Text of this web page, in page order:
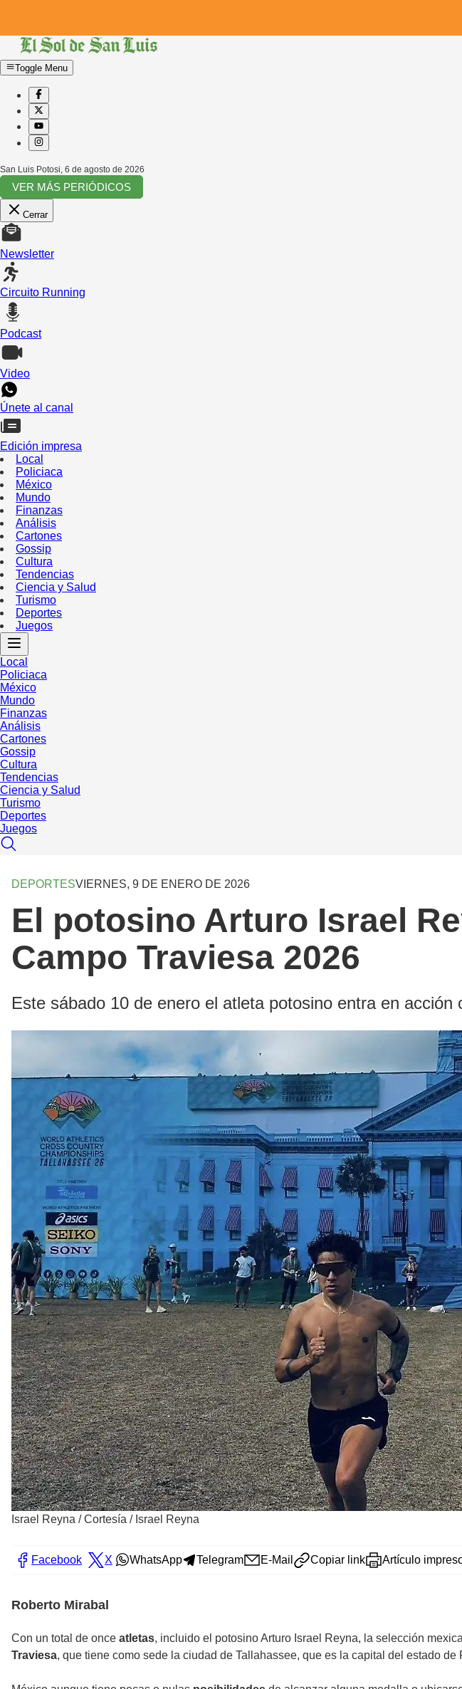
Toggle Menu
San Luis Potosi 6 de agosto de 2026
VER MÁS PERIÓDICOS
Cerrar
Newsletter
Circuito Running
Podcast
Video
Únete al canal
Edición impresa
Local
Policiaca
México
Mundo
Finanzas
Análisis
Cartones
Gossip
Cultura
Tendencias
Ciencia y Salud
Turismo
Deportes
Juegos
Local
Policiaca
México
Mundo
Finanzas
Análisis
Cartones
Gossip
Cultura
Tendencias
Ciencia y Salud
Turismo
Deportes
Juegos
DEPORTESVIERNES, 9 DE ENERO DE 2026
El potosino Arturo Israel
Campo Traviesa 2026
Este sábado 10 de enero el atleta potosino entra en
Israel Reyna /Cortesía / Israel Reyna
Facebook X WhatsApp Telegram E-Mail Copiar link Artículo
Roberto Mirabal
Con un total de once atletas, incluido el potosino Arturo Israel Reyna, la selección
Traviesa, que tiene como sede la ciudad de Tallahassee, que es la capital del estado de